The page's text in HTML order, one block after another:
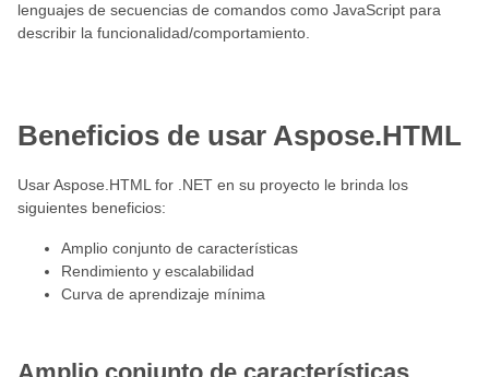
lenguajes de secuencias de comandos como JavaScript para
describir la funcionalidad/comportamiento.
Beneficios de usar Aspose.HTML
Usar Aspose.HTML for .NET en su proyecto le brinda los
siguientes beneficios:
Amplio conjunto de características
Rendimiento y escalabilidad
Curva de aprendizaje mínima